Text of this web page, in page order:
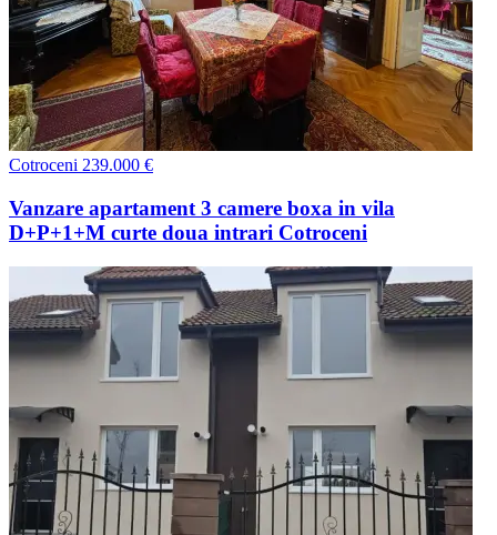
Cotroceni 239.000 €
Vanzare apartament 3 camere boxa in vila
D+P+1+M curte doua intrari Cotroceni